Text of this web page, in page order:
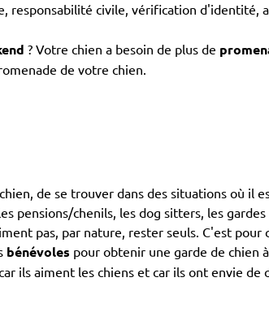
responsabilité civile, vérification d'identité,
? Votre chien a besoin de plus de
de votre chien.
de se trouver dans des situations où il
pensions/chenils, les dog sitters, les
pas, par nature, rester seuls. C'est
bénévoles pour obtenir une garde de chien
ils aiment les chiens et car ils ont envie